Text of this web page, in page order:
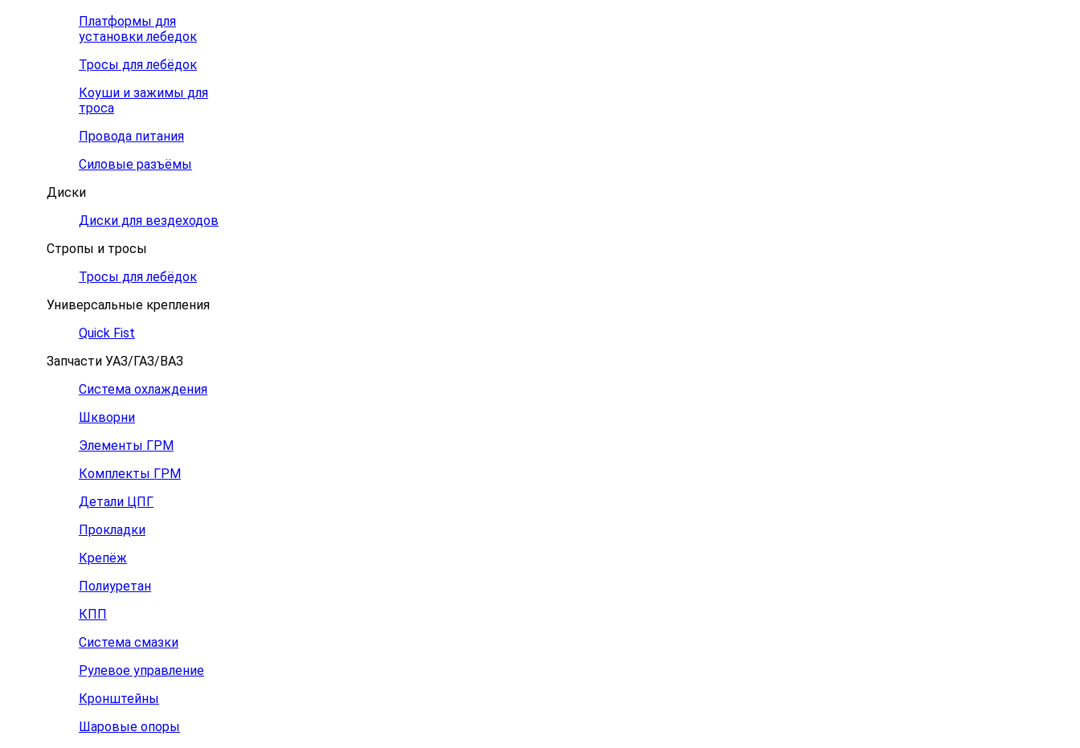
Платформы для
установки лебедок
Тросы для лебёдок
Коуши и зажимы для
троса
Провода питания
Силовые разъёмы
Диски
Диски для вездеходов
Стропы и тросы
Тросы для лебёдок
Универсальные крепления
Quick Fist
Запчасти УАЗ/ГАЗ/ВАЗ
Система охлаждения
Шкворни
Элементы ГРМ
Комплекты ГРМ
Детали ЦПГ
Прокладки
Крепёж
Полиуретан
КПП
Система смазки
Рулевое управление
Кронштейны
Шаровые опоры